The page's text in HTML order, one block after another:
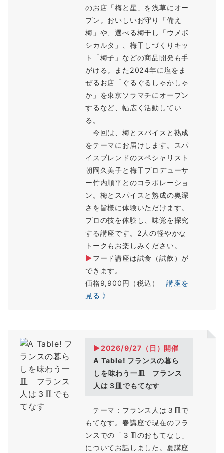
のお店「梅と星」を浅草にオー
プン。おいしいお守り「備え
梅」や、選べる梅干し「ウメボ
シカルタ」、梅干しづくりキッ
ト「梅子」などの商品開発も手
がける。また2024年に塩をま
ぜるお店「ぐるぐるしゃかしゃ
か」を東京ソラマチにオープン
するなど、幅広く活動してい
る。
今回は、梅とスパイスと熟成
をテーマにお届けします。スパ
イスブレンドのスペシャリスト
朝岡久美子と梅干プロデューサ
ー竹内順平とのコラボレーショ
ン。梅とスパイスと熟成の奥深
さを皆様に体験いただけます。
プロの技を体験し、味覚を探究
する講座です。2人の軽やかな
トークもお楽しみください。
▶フード講座は試食（試飲）が
できます。
価格9,900円（税込）講座を
見る 》
▶2026/9/27（ 日 ）開催
A Table! フランスの暮ら
しを味わう一皿 フランス
人は３皿でもてなす
テーマ：フランス人は３皿で
もてなす。春講座で現在のフラ
ンスでの「３皿のおもてなし」
についてお話しました。夏講座